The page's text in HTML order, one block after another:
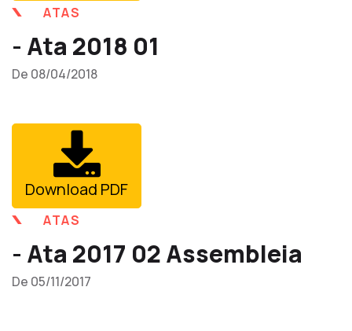
ATAS
- Ata 2018 01
De 08/04/2018
Download PDF
ATAS
- Ata 2017 02 Assembleia
De 05/11/2017